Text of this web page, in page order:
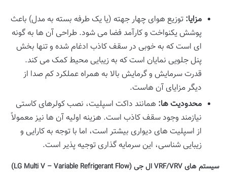
مزایا: توزیع هوای چهار جهته (یا یک طرفه بسته به مدل) باعث
پوشش یکنواخت و کارآمد فضا می شود. طراحی آن ها به گونه
ای است که به خوبی در سقف کاذب ادغام شده و تنها بخش
پنل جلویی نمایان است که به زیبایی محیط کمک می کند.
قدرت سرمایش و گرمایش بالا به همراه عملکرد کم صدا از
دیگر مزایای آن هاست.
محدودیت ها: همانند داکت اسپلیت، نصب کولرهای کاستی
نیازمند وجود سقف کاذب است. هزینه اولیه آن ها نیز معمولاً
از اسپلیت های دیواری بیشتر است، اما با توجه به کارایی و
زیبایی شناسی، این سرمایه گذاری توجیه پذیر است.
سیستم های VRF/VRV ال جی (LG Multi V – Variable Refrigerant Flow)